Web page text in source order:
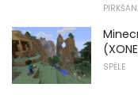
SPĒLE